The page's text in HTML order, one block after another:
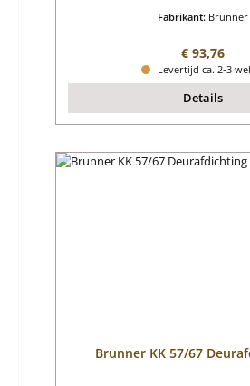
Fabrikant: Brunner
Normale
€ 93,76
Levertijd ca. 2-3
Details
Brunner KK 57/67